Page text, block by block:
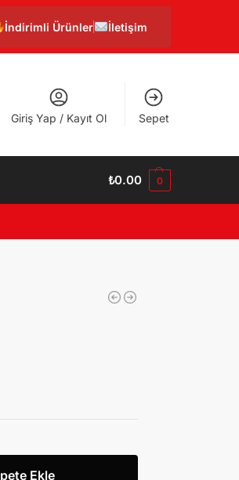
İndirimli Ürünler İletişim
Giriş Yap / Kayıt Ol Sepet
₺0.00 0
Ekle